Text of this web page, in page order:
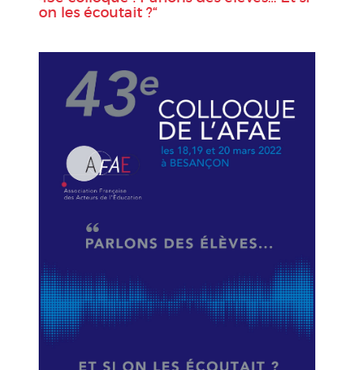
on les écoutait ?“